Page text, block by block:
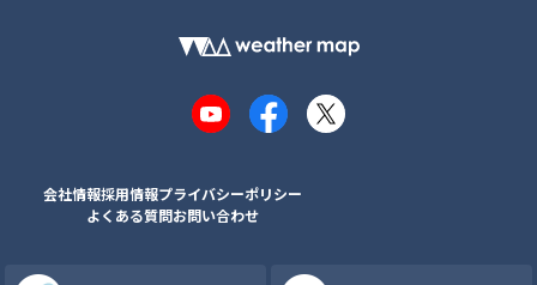
YouTubeFacebook
X
会社情報採用情報プライバシーポリシー
よくある質問お問い合わせ